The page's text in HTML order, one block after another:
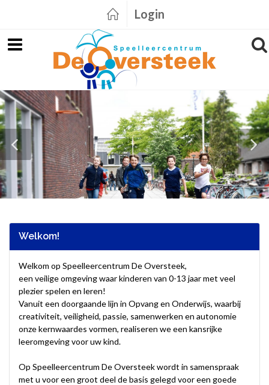
Login
Welkom!
Welkom op Speelleercentrum De Oversteek,
een veilige omgeving waar kinderen van 0-13 jaar met veel
plezier spelen en leren!
Vanuit een doorgaande lijn in Opvang en Onderwijs, waarbij
creativiteit, veiligheid, passie, samenwerken en autonomie
onze kernwaardes vormen, realiseren we een kansrijke
leeromgeving voor uw kind.
Op Speelleercentrum De Oversteek wordt in samenspraak
met u voor een groot deel de basis gelegd voor een goede